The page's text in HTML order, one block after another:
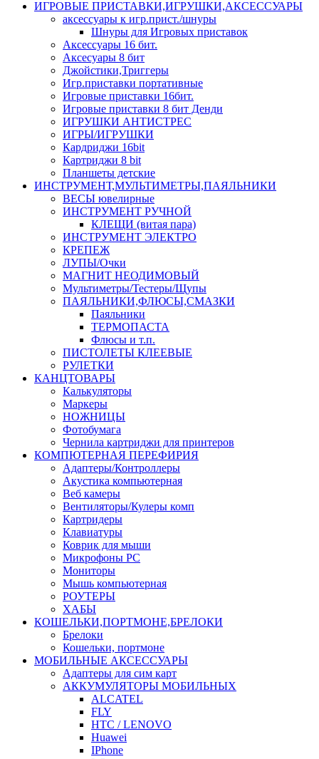
ИГРОВЫЕ ПРИСТАВКИ,ИГРУШКИ,АКСЕССУАРЫ
аксесcуары к игр.прист./шнуры
Шнуры для Игровых приставок
Аксессуары 16 бит.
Аксесуары 8 бит
Джойстики,Триггеры
Игр.приставки портативные
Игровые приставки 16бит.
Игровые приставки 8 бит Денди
ИГРУШКИ АНТИСТРЕС
ИГРЫ/ИГРУШКИ
Кардриджи 16bit
Картриджи 8 bit
Планшеты детские
ИНСТРУМЕНТ,МУЛЬТИМЕТРЫ,ПАЯЛЬНИКИ
ВЕСЫ ювелирные
ИНСТРУМЕНТ РУЧНОЙ
КЛЕЩИ (витая пара)
ИНСТРУМЕНТ ЭЛЕКТРО
КРЕПЕЖ
ЛУПЫ/Очки
МАГНИТ НЕОДИМОВЫЙ
Мультиметры/Тестеры/Щупы
ПАЯЛЬНИКИ,ФЛЮСЫ,СМАЗКИ
Паяльники
ТЕРМОПАСТА
Флюсы и т.п.
ПИСТОЛЕТЫ КЛЕЕВЫЕ
РУЛЕТКИ
КАНЦТОВАРЫ
Калькуляторы
Маркеры
НОЖНИЦЫ
Фотобумага
Чернила картриджи для принтеров
КОМПЮТЕРНАЯ ПЕРЕФИРИЯ
Адаптеры/Контроллеры
Акустика компьютерная
Веб камеры
Вентиляторы/Кулеры комп
Картридеры
Клавиатуры
Коврик для мыши
Микрофоны PC
Мониторы
Мышь компьютерная
РОУТЕРЫ
ХАБЫ
КОШЕЛЬКИ,ПОРТМОНЕ,БРЕЛОКИ
Брелоки
Кошельки, портмоне
МОБИЛЬНЫЕ АКСЕССУАРЫ
Адаптеры для сим карт
АККУМУЛЯТОРЫ МОБИЛЬНЫХ
ALCATEL
FLY
HTC / LENOVO
Huawei
IPhone